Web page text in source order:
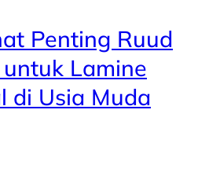
Penting Ruud
Lamine
di Usia Muda